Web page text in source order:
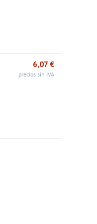
Promoción 31%
6,07 €
precios sin IVA